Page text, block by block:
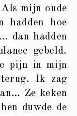
mijn oude
hadden hoe
dan hadden
gebeld.
pijn in mijn
Ik zag
Ze keken
duwde de